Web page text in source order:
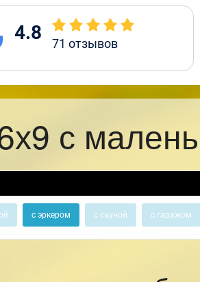
4.8 71 отзывов
с
с эркером с сауной с гаражом